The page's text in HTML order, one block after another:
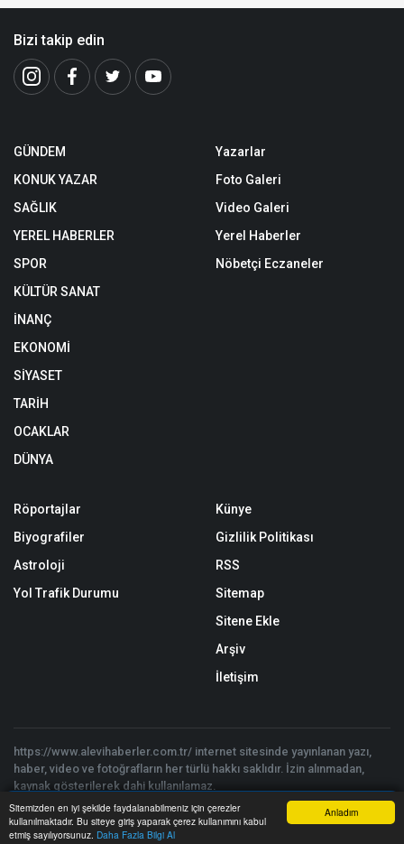
Anladım
Sitemizden en iyi şekilde faydalanabilmeniz için çerezler
kullanılmaktadır. Bu siteye giriş yaparak çerez kullanımını kabul
etmiş sayılıyorsunuz. Daha Fazla Bilgi Al
Bizi takip edin
GÜNDEM
KONUK YAZAR
SAĞLIK
YEREL HABERLER
SPOR
KÜLTÜR SANAT
İNANÇ
EKONOMİ
SİYASET
TARİH
OCAKLAR
DÜNYA
Yazarlar
Foto Galeri
Video Galeri
Yerel Haberler
Nöbetçi Eczaneler
Röportajlar
Biyografiler
Astroloji
Yol Trafik Durumu
Künye
Gizlilik Politikası
RSS
Sitemap
Sitene Ekle
Arşiv
İletişim
https://www.alevihaberler.com.tr/ internet sitesinde yayınlanan yazı,
haber, video ve fotoğrafların her türlü hakkı saklıdır. İzin alınmadan,
kaynak gösterilerek dahi kullanılamaz.
Copyright © 2026 Alevi Haberler - Tüm hakları saklıdır. | Yazılım:
Onemsoft
Anasayfa Yazarlar Haber Ara İhbar Hattı Menu